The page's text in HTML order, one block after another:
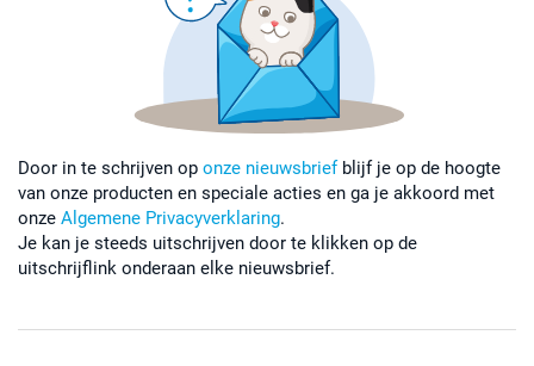
Door in te schrijven op onze nieuwsbriefblijf je op de hoogte
van onze producten en speciale acties en ga je akkoord met
onze Algemene Privacyverklaring.
Je kan je steeds uitschrijven door te klikken op de
uitschrijflink onderaan elke nieuwsbrief.